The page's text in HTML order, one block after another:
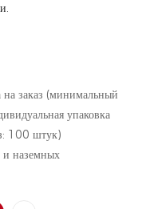
на заказ (минимальный
упаковка
100 штук)
и наземных